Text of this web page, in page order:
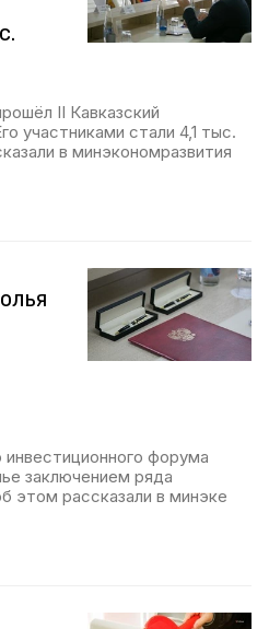
II Кавказский
участниками стали 4,1 тыс.
в минэкономразвития
форума
заключением ряда
этом рассказали в минэке